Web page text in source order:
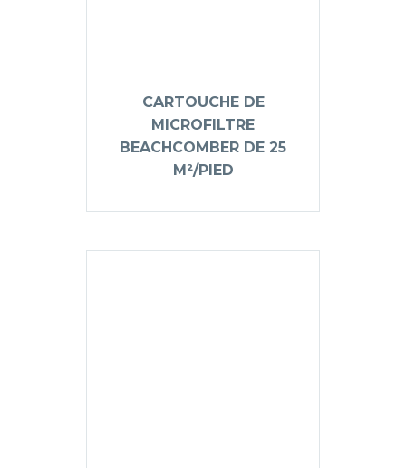
CARTOUCHE DE
MICROFILTRE
BEACHCOMBER DE 25
M²/PIED